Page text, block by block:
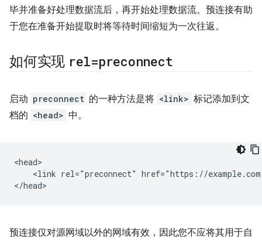
毕并准备好处理数据流后，再开始处理数据流。预连接有助
于您在准备开始提取时将等待时间缩短为一次往返。
如何实现 rel=preconnect
启动 preconnect 的一种方法是将 <link> 标记添加到文
档的 <head> 中。
<head>
<link rel="preconnect" href="https://
预连接仅对源网域以外的网域有效，因此您不应将其用于自